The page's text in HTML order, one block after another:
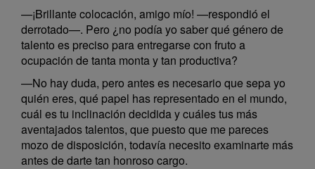
—¡Brillante colocación, amigo mío! —respondió el
derrotado—. Pero ¿no podía yo saber qué género de
talento es preciso para entregarse con fruto a
ocupación de tanta monta y tan productiva?
—No hay duda, pero antes es necesario que sepa yo
quién eres, qué papel has representado en el mundo,
cuál es tu inclinación decidida y cuáles tus más
aventajados talentos, que puesto que me pareces
mozo de disposición, todavía necesito examinarte más
antes de darte tan honroso cargo.